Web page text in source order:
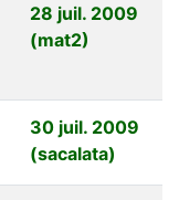
28 juil. 2009
(mat2)
30 juil. 2009
(sacalata)